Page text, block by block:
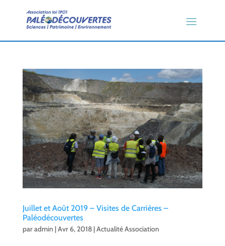
Juillet et Août 2019 – Visites de Carrières –
Paléodécouvertes
paradmin |Avr 6, 2018|Actualité Association